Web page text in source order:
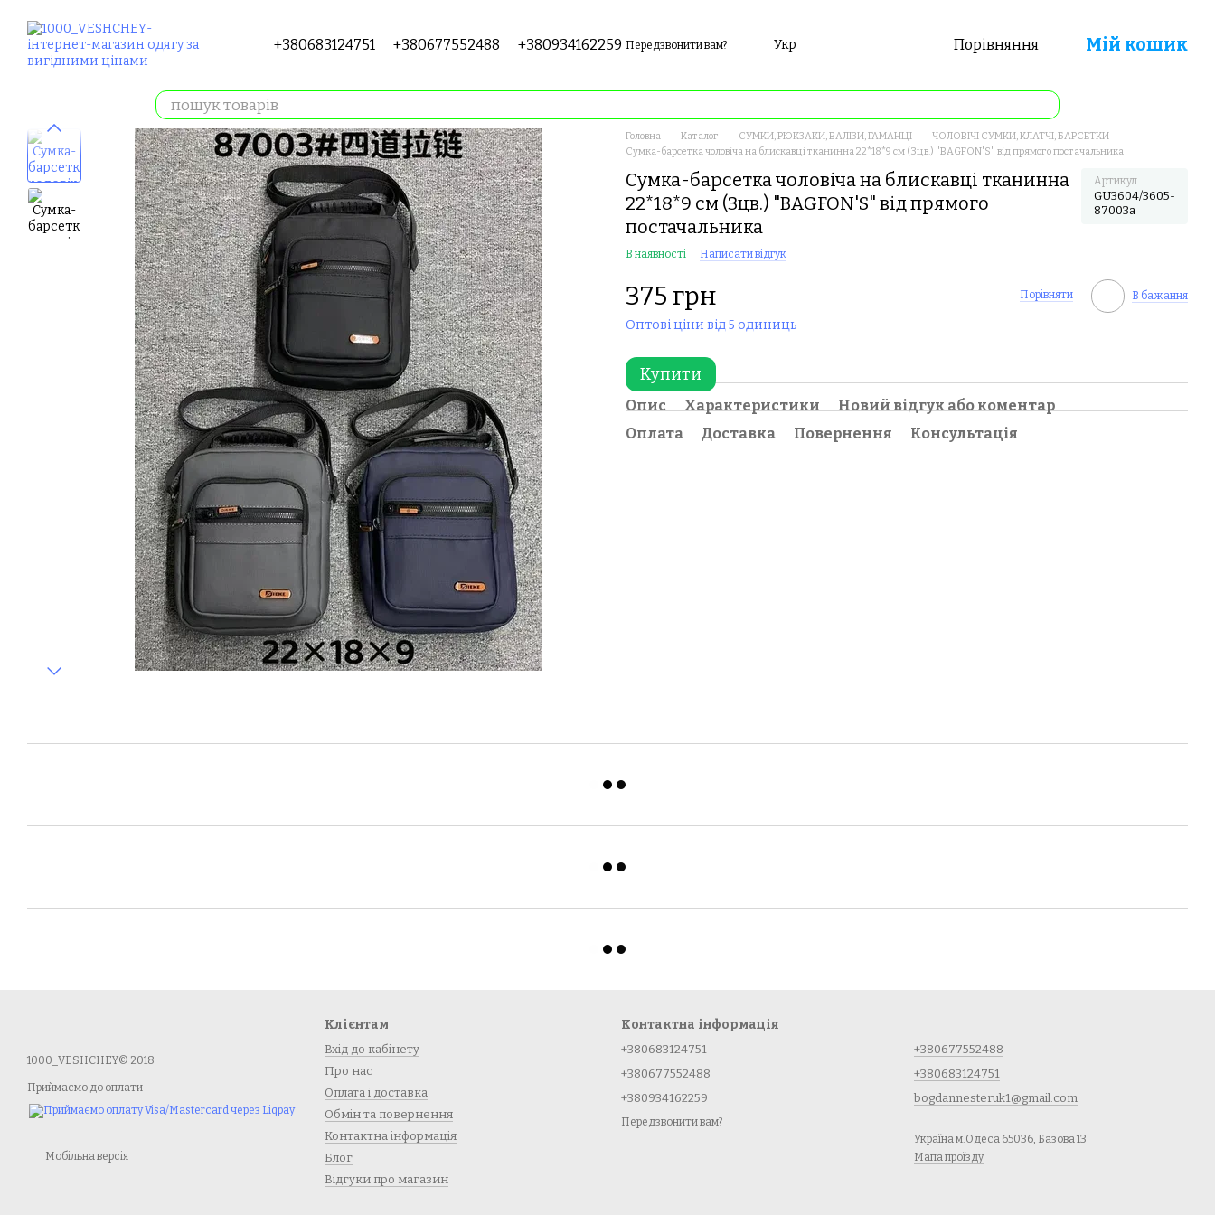
+380683124751 +380677552488 +380934162259 Передзвонити вам? Укр Порівняння Мій кошик
Головна Каталог СУМКИ, РЮКЗАКИ, ВАЛІЗИ, ГАМАНЦІ
ЧОЛОВІЧІ СУМКИ, КЛАТЧІ, БАРСЕТКИ
Сумка-барсетка чоловіча на блискавці тканинна 22*18*9 см (3цв.) "BAGFON'S" від прямого постачальника
Сумка-барсетка чоловіча на блискавці тканинна
22*18*9 см (3цв.) "BAGFON'S" від прямого
постачальника
Артикул
GU3604/3605-
87003a
В наявності Написати відгук
375 грн Порівняти В бажання
Оптові ціни від 5 одиниць
Купити
Опис Характеристики
Новий відгук або коментар
Оплата
Доставка Повернення Консультація
1000_VESHCHEY© 2018
Приймаємо до оплати
Мобільна версія
Клієнтам
Вхід до кабінету
Про нас
Оплата і доставка
Обмін та повернення
Контактна інформація
Блог
Відгуки про магазин
Контактна інформація
+380683124751
+380677552488
+380934162259
Передзвонити вам?
+380677552488
+380683124751
bogdannesteruk1@gmail.com
Україна м.Одеса 65036, Базова 13
Мапа проїзду